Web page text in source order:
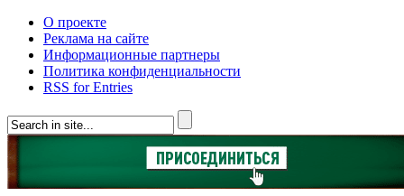
О проекте
Реклама на сайте
Информационные партнеры
Политика конфиденциальности
RSS for Entries